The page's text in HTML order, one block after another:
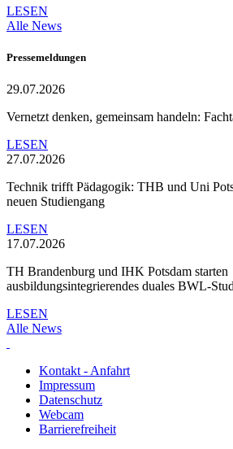
LESEN
Alle News
Pressemeldungen
29.07.2026
Vernetzt denken, gemeinsam handeln:
LESEN
27.07.2026
Technik trifft Pädagogik: THB und Uni
neuen Studiengang
LESEN
17.07.2026
TH Brandenburg und IHK Potsdam starten
ausbildungsintegrierendes duales BWL-
LESEN
Alle News
Kontakt - Anfahrt
Impressum
Datenschutz
Webcam
Barrierefreiheit